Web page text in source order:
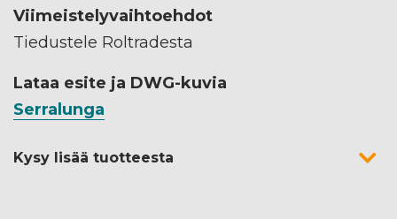
Viimeistelyvaihtoehdot
Tiedustele Roltradesta
Lataa esite ja DWG-kuvia
Serralunga
Kysy lisää tuotteesta